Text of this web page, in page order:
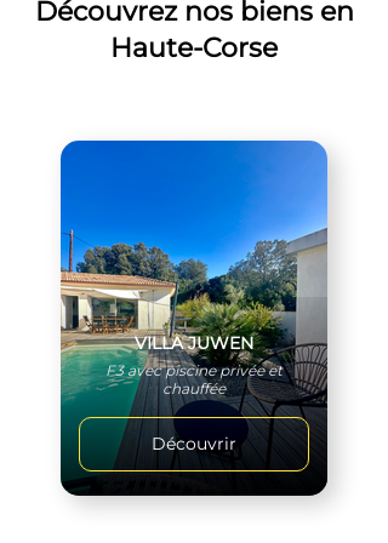
Découvrez nos biens en
Haute-Corse
VILLA JUWEN
F3 avec piscine privée et
chauffée
Découvrir